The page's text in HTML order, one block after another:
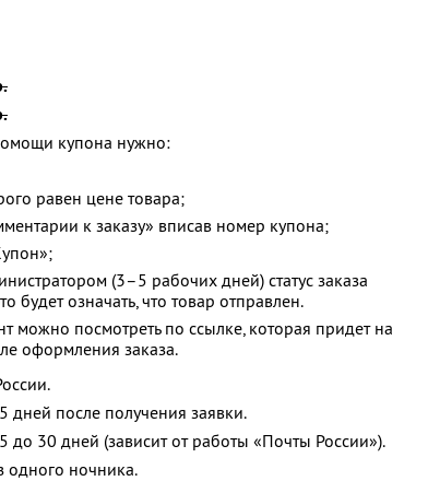
купона нужно:
равен цене товара;
к заказу» вписав номер купона;
(3–5 рабочих дней) статус заказа
будет означать, что товар отправлен.
можно посмотреть по ссылке, которая придет на
оформления заказа.
дней после получения заявки.
до 30 дней (зависит от работы «Почты России»).
одного ночника.